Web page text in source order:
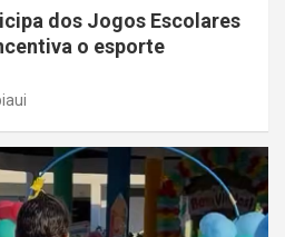
dos Jogos Escolares
o esporte